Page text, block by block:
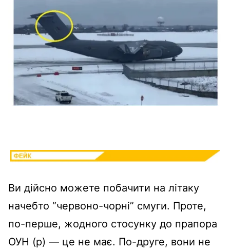
Ви дійсно можете побачити на літаку
начебто “червоно-чорні” смуги. Проте,
по-перше, жодного стосунку до прапора
ОУН (р) — це не має. По-друге, вони не